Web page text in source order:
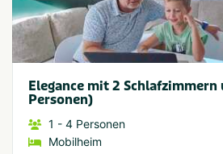
Elegance mit 2 Schlafzimmern
Personen)
1 - 4 Personen
Mobilheim